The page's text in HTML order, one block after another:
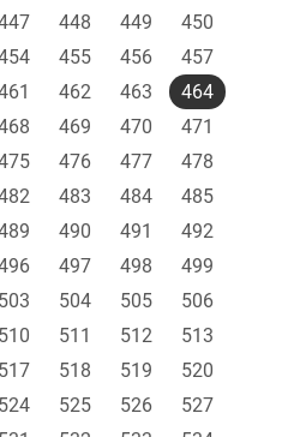
448 449
450
455 456
457
462 463
464
469 470
471
476 477
478
483 484
485
490 491
492
497 498
499
503 504 505
506
510 511 512
513
517 518 519
520
524 525 526
527